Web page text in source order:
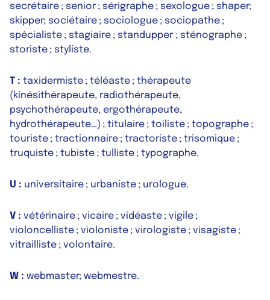
secrétaire ; senior ; sérigraphe ; sexologue ; shaper;
skipper; sociétaire ; sociologue ; sociopathe ;
spécialiste ; stagiaire ; standupper ; sténographe ;
storiste ; styliste.
T : taxidermiste ; téléaste ; thérapeute
(kinésithérapeute, radiothérapeute,
psychothérapeute, ergothérapeute,
hydrothérapeute…) ; titulaire ; toiliste ; topographe ;
touriste ; tractionnaire ; tractoriste ; trisomique ;
truquiste ; tubiste ; tulliste ; typographe.
U : universitaire ; urbaniste ; urologue.
V : vétérinaire ; vicaire ; vidéaste ; vigile ;
violoncelliste ; violoniste ; virologiste ; visagiste ;
vitrailliste ; volontaire.
W : webmaster; webmestre.